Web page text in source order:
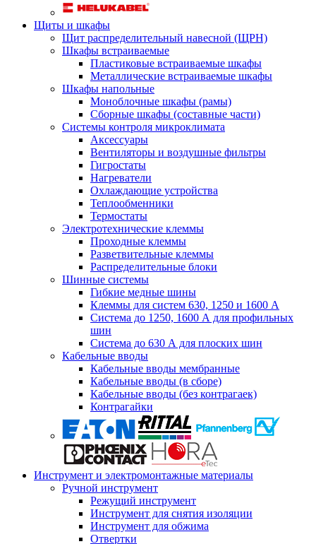
Щиты и шкафы
Щит распределительный навесной (ЩРН)
Шкафы встраиваемые
Пластиковые встраиваемые шкафы
Металлические встраиваемые шкафы
Шкафы напольные
Моноблочные шкафы (рамы)
Сборные шкафы (составные части)
Системы контроля микроклимата
Аксессуары
Вентиляторы и воздушные фильтры
Гигростаты
Нагреватели
Охлаждающие устройства
Теплообменники
Термостаты
Электротехнические клеммы
Проходные клеммы
Разветвительные клеммы
Распределительные блоки
Шинные системы
Гибкие медные шины
Клеммы для систем 630, 1250 и 1600 А
Система до 1250, 1600 А для профильных
шин
Система до 630 А для плоских шин
Кабельные вводы
Кабельные вводы мембранные
Кабельные вводы (в сборе)
Кабельные вводы (без контрагаек)
Контрагайки
Инструмент и электромонтажные материалы
Ручной инструмент
Режущий инструмент
Инструмент для снятия изоляции
Инструмент для обжима
Отвертки